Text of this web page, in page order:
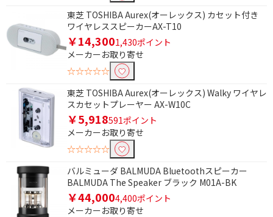
東芝 TOSHIBA Aurex(オーレックス) カセット付き
ワイヤレススピーカーAX-T10
￥14,3001,430ポイント
メーカーお取り寄せ
☆☆☆☆☆
東芝 TOSHIBA Aurex(オーレックス) Walky ワイヤレ
スカセットプレーヤー AX-W10C
￥5,918591ポイント
メーカーお取り寄せ
☆☆☆☆☆
バルミューダ BALMUDA Bluetoothスピーカー
BALMUDA The Speaker ブラック M01A-BK
￥44,0004,400ポイント
メーカーお取り寄せ
防水機能で絞り込む
防水機能なし
サイズで絞り込む
ポータブル型
Bluetooth対応で絞り込む
Bluetooth対応
Wi-Fiで絞り込む
Wi-Fi非対応